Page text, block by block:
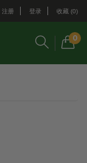
注册 登录 收藏 (0)
0